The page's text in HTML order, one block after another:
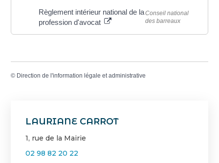
LAURIANE CARROT
1, rue de la Mairie
02 98 82 20 22
Règlement intérieur national de la
profession d'avocat
Conseil national
des barreaux
© Direction de l'information légale et administrative